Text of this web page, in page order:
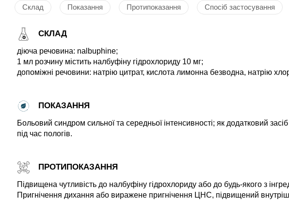
Склад Показання Протипоказання Спосіб застосування
СКЛАД
діюча речовина: nalbuphine;
1 мл розчину містить налбуфіну гідрохлориду 10 мг;
допоміжні речовини: натрію цитрат, кислота лимонна безводна, натрію
ПОКАЗАННЯ
Больовий синдром сильної та середньої інтенсивності; як додатковий
під час пологів.
ПРОТИПОКАЗАННЯ
Підвищена чутливість до налбуфіну гідрохлориду або до будь-якого з
Пригнічення дихання або виражене пригнічення ЦНС, підвищений